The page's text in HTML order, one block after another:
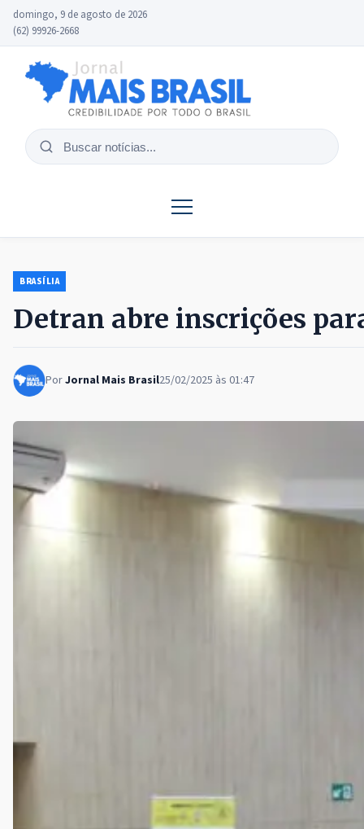
domingo, 9 de agosto de 2026
(62) 99926-2668
Buscar
BRASÍLIA
Detran abre inscrições
PorJornal Mais Brasil25/02/2025 às 01:47